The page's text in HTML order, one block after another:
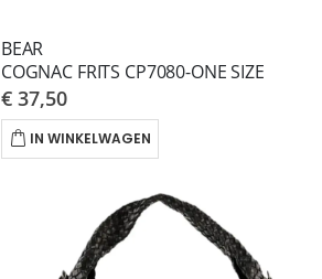
BEAR
COGNAC FRITS CP7080-ONE SIZE
€ 37,50
IN WINKELWAGEN